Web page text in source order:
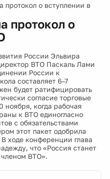
протокол о вступлении в
протокол о
России Эльвира
ВТО Паскаль Лами
России к
составляет 6–7
будет ратифицировать
согласие торговые
когда рабочая
к ВТО единогласно
с обязательствами
этот пакет одобрила
ходе конференции глава
что «Россия станет
ВТО».